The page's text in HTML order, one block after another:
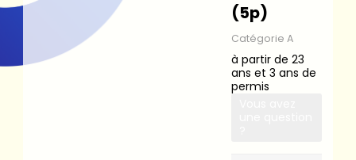
(5p)
Catégorie A
à partir de 23
ans et 3 ans de
permis